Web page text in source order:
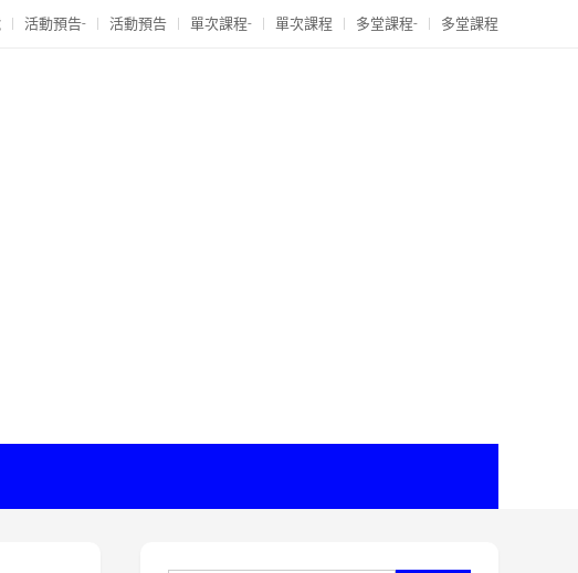
活動預告- 活動預告 單次課程- 單次課程 多堂課程- 多堂課程